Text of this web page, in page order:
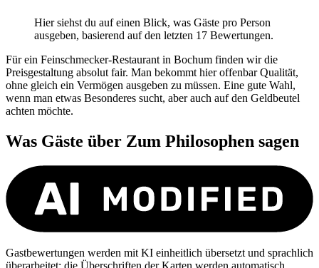
Hier siehst du auf einen Blick, was Gäste pro Person
ausgeben, basierend auf den letzten 17 Bewertungen.
Für ein Feinschmecker-Restaurant in Bochum finden wir die
Preisgestaltung absolut fair. Man bekommt hier offenbar Qualität,
ohne gleich ein Vermögen ausgeben zu müssen. Eine gute Wahl,
wenn man etwas Besonderes sucht, aber auch auf den Geldbeutel
achten möchte.
Was Gäste über Zum Philosophen sagen
Gastbewertungen werden mit KI einheitlich übersetzt und sprachlich